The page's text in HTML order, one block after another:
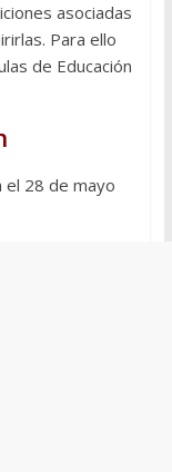
asociadas
Para ello
de Educación
el 28 de mayo